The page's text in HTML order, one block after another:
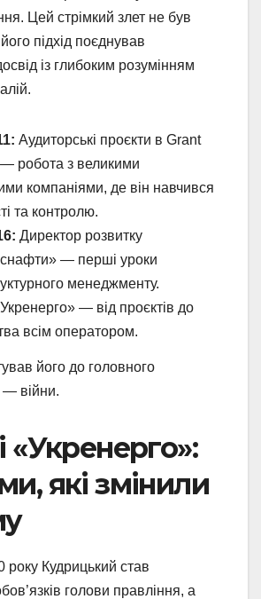
Цей стрімкий злет не був
підхід поєднував
із глибоким розумінням
Аудиторські проєкти в Grant
робота з великими
компаніями, де він навчився
та контролю.
Директор розвитку
— перші уроки
менеджменту.
— від проєктів до
всім оператором.
його до головного
війни.
«Укренерго»:
які змінили
року Кудрицький став
голови правління, а